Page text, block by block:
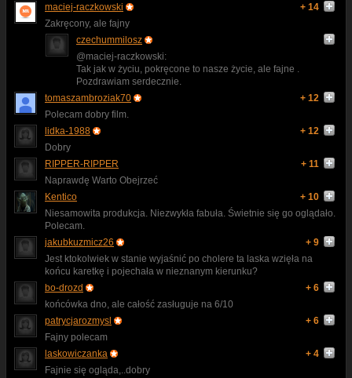
maciej-raczkowski
+ 14
Zakręcony, ale fajny
czechummilosz
@maciej-raczkowski:
Tak jak w życiu, pokręcone to nasze życie, ale fajne .
Pozdrawiam serdecznie.
tomaszambroziak70
+ 12
Polecam dobry film.
lidka-1988
+ 12
Dobry
RIPPER-RIPPER
+ 11
Naprawdę Warto Obejrzeć
Kentico
+ 10
Niesamowita produkcja. Niezwykła fabuła. Świetnie się go oglądało.
Polecam.
jakubkuzmicz26
+ 9
Jest ktokolwiek w stanie wyjaśnić po cholere ta laska wzięła na
końcu karetkę i pojechała w nieznanym kierunku?
bo-drozd
+ 6
końcówka dno, ale całość zasługuje na 6/10
patrycjarozmysl
+ 6
Fajny polecam
laskowiczanka
+ 4
Fajnie się ogląda,..dobry